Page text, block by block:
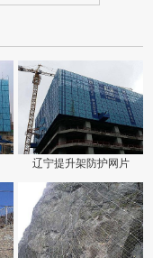
辽宁提升架防护网片